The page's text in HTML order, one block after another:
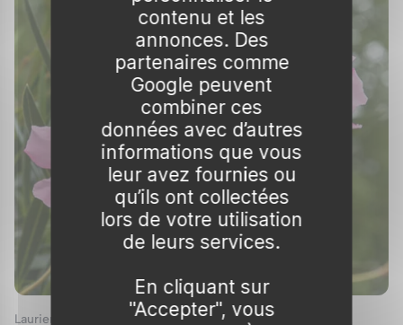
Laurier rose 'Magaly'
contenu et les
annonces. Des
partenaires comme
Google peuvent
combiner ces
données avec d’autres
informations que vous
leur avez fournies ou
qu’ils ont collectées
lors de votre utilisation
de leurs services.
En cliquant sur
"Accepter", vous